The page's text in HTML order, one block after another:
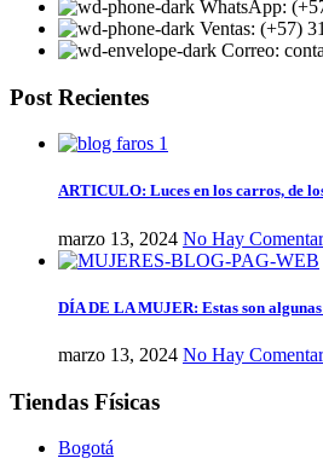
WhatsApp:
Ventas: (+57)
Correo:
Post Recientes
ARTICULO: Luces en los carros, de
marzo 13, 2024 No Hay
DÍA DE LA MUJER: Estas son
marzo 13, 2024 No Hay
Tiendas Físicas
Bogotá